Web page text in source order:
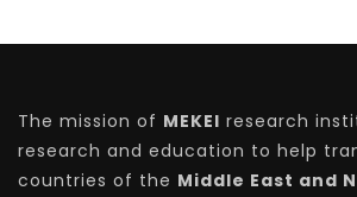
The mission of MEKEI research
research and education to help
countries of the Middle East and